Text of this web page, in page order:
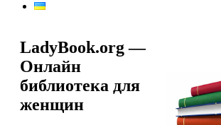
LadyBook.org —
Онлайн
библиотека для
женщин